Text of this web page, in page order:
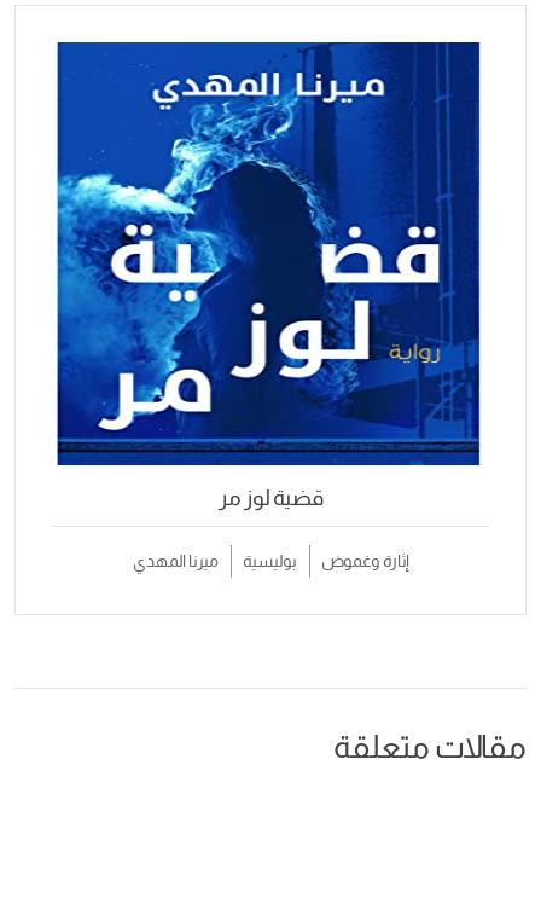
قضية لوز مر
إثارة وغموض بوليسية ميرنا المهدي
مقالات متعلقة